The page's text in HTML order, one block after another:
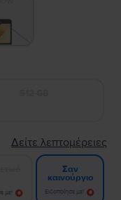
Δείτε λεπτομέρειες
με!
Σαν
καινούργιο
Ειδοποίησε με!